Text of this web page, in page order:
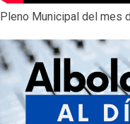
Pleno Municipal del mes